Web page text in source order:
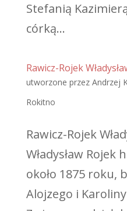
Stefanią
córką...
Rawicz-Rojek
utworzone przez Andrzej
Rokitno
Rawicz-Rojek
Władysław Rojek
około 1875 roku,
Alojzego i